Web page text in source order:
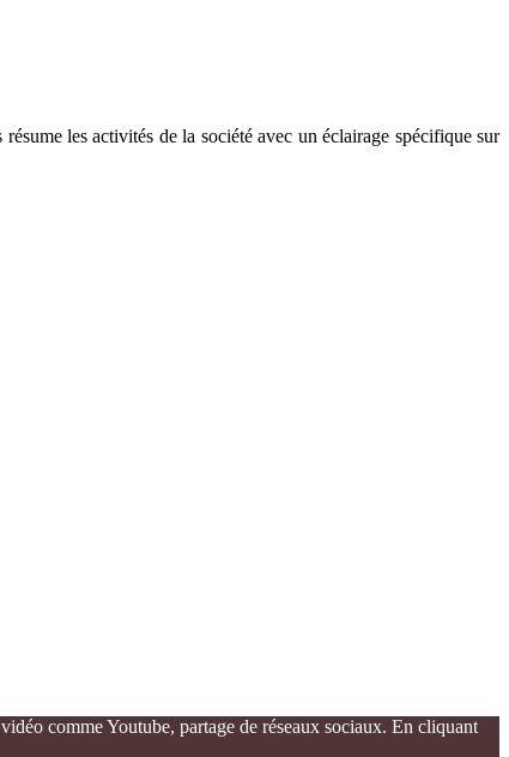
les activités de la société avec un éclairage spécifique sur
comme Youtube, partage de réseaux sociaux. En cliquant